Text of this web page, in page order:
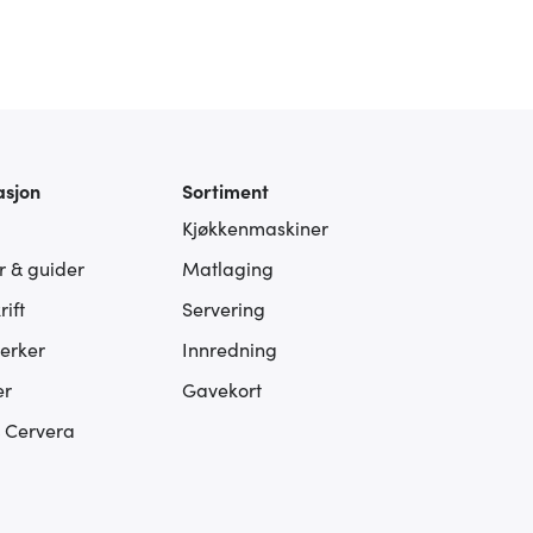
& guider
Cervera
Sortiment
Kjøkkenmaskiner
Matlaging
Servering
Innredning
Gavekort